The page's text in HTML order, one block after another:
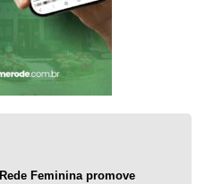
Rede Feminina promove